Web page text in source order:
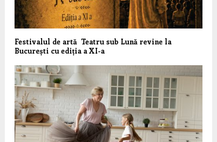
Festivalul de artă Teatru sub Lună revine la
București cu ediția a XI-a